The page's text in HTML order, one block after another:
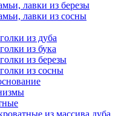
лавки из березы
лавки из сосны
из дуба
из бука
из березы
из сосны
из массива дуба